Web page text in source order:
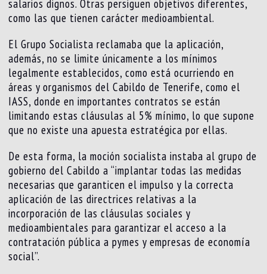
salarios dignos. Otras persiguen objetivos diferentes,
como las que tienen carácter medioambiental.
El Grupo Socialista reclamaba que la aplicación,
además, no se limite únicamente a los mínimos
legalmente establecidos, como está ocurriendo en
áreas y organismos del Cabildo de Tenerife, como el
IASS, donde en importantes contratos se están
limitando estas cláusulas al 5% mínimo, lo que supone
que no existe una apuesta estratégica por ellas.
De esta forma, la moción socialista instaba al grupo de
gobierno del Cabildo a “implantar todas las medidas
necesarias que garanticen el impulso y la correcta
aplicación de las directrices relativas a la
incorporación de las cláusulas sociales y
medioambientales para garantizar el acceso a la
contratación pública a pymes y empresas de economía
social”.